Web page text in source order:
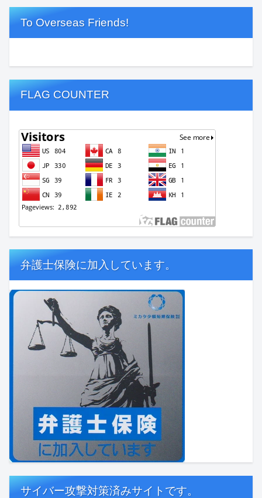
To Overseas Friends!
FLAG COUNTER
弁護士保険に加入しています。
サイバー攻撃対策済みサイトです。